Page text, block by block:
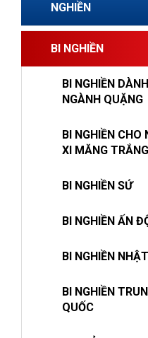
NGHIỀN
BI NGHIỀN
BI NGHIỀN
NGÀNH QUẶNG
BI NGHIỀN CHO
XI MĂNG TRẮNG
BI NGHIỀN SỨ
BI NGHIỀN ẤN
BI NGHIỀN
BI NGHIỀN
QUỐC